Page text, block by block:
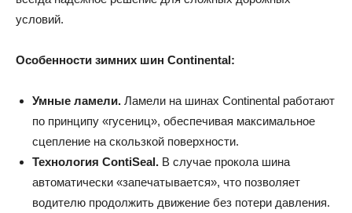
условий.
Особенности зимних шин Continental:
Умные ламели. Ламели на шинах Continental работают
по принципу «гусениц», обеспечивая максимальное
сцепление на скользкой поверхности.
Технология ContiSeal. В случае прокола шина
автоматически «запечатывается», что позволяет
водителю продолжить движение без потери давления.